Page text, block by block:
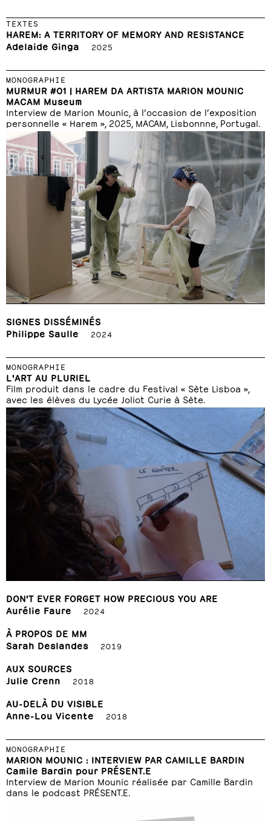
TEXTES
HAREM: A TERRITORY OF MEMORY AND RESISTANCE
Adelaide Ginga
2025
MONOGRAPHIE
MURMUR #01 | HAREM DA ARTISTA MARION MOUNIC
MACAM Museum
Interview de Marion Mounic, à l’occasion de l’exposition
personnelle « Harem », 2025, MACAM, Lisbonnne, Portugal.
SIGNES DISSÉMINÉS
Philippe Saulle
2024
MONOGRAPHIE
L'ART AU PLURIEL
Film produit dans le cadre du Festival « Sète Lisboa »,
avec les élèves du Lycée Joliot Curie à Sète.
DON'T EVER FORGET HOW PRECIOUS YOU ARE
Aurélie Faure
2024
À PROPOS DE MM
Sarah Deslandes
2019
AUX SOURCES
Julie Crenn
2018
AU-DELÀ DU VISIBLE
Anne-Lou Vicente
2018
MONOGRAPHIE
MARION MOUNIC : INTERVIEW PAR CAMILLE BARDIN
Camile Bardin pour PRÉSENT.E
Interview de Marion Mounic réalisée par Camille Bardin
dans le podcast PRÉSENT.E.